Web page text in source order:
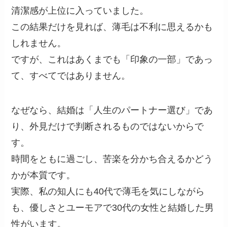
清潔感が上位に入っていました。
この結果だけを見れば、薄毛は不利に思えるかも
しれません。
ですが、これはあくまでも「印象の一部」であっ
て、すべてではありません。
なぜなら、結婚は「人生のパートナー選び」であ
り、外見だけで判断されるものではないからで
す。
時間をともに過ごし、苦楽を分かち合えるかどう
かが本質です。
実際、私の知人にも40代で薄毛を気にしながら
も、優しさとユーモアで30代の女性と結婚した男
性がいます。